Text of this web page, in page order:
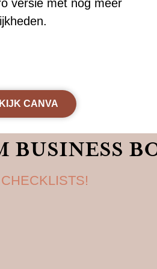
versie met nog meer
CANVA
BUSINESS